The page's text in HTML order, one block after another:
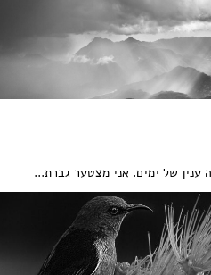
ענין של ימים. אני מצטער גברת...